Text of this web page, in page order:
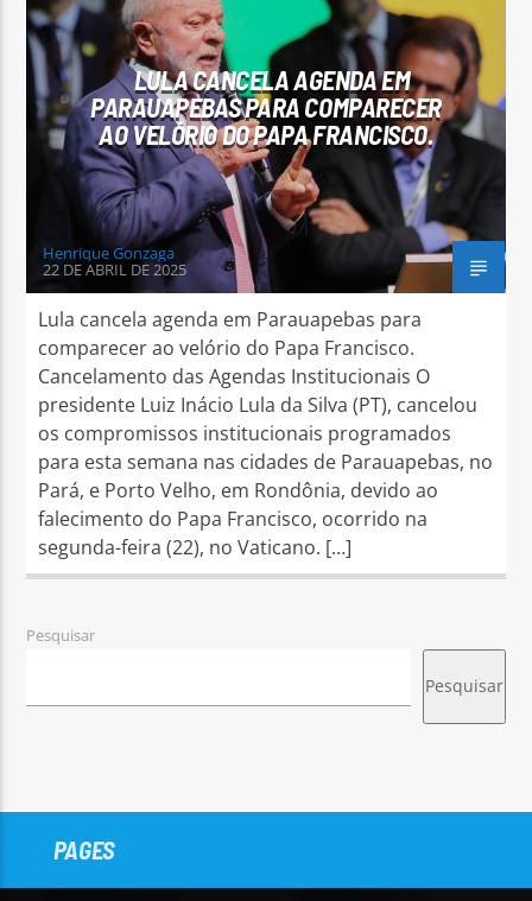
LULA CANCELA AGENDA EM
PARAUAPEBAS PARA COMPARECER
AO VELÓRIO DO PAPA FRANCISCO.
Henrique Gonzaga
22 DE ABRIL DE 2025
Lula cancela agenda em Parauapebas para
comparecer ao velório do Papa Francisco.
Cancelamento das Agendas Institucionais O
presidente Luiz Inácio Lula da Silva (PT), cancelou
os compromissos institucionais programados
para esta semana nas cidades de Parauapebas, no
Pará, e Porto Velho, em Rondônia, devido ao
falecimento do Papa Francisco, ocorrido na
segunda-feira (22), no Vaticano. […]
Pesquisar
Pesquisar
PAGES